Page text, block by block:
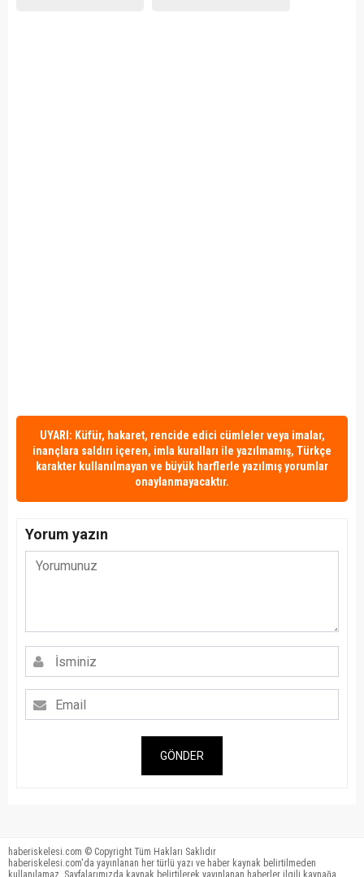
UYARI: Küfür, hakaret, rencide edici cümleler veya imalar,
inançlara saldırı içeren, imla kuralları ile yazılmamış, Türkçe
karakter kullanılmayan ve büyük harflerle yazılmış yorumlar
onaylanmayacaktır.
Yorum yazın
GÖNDER
haberiskelesi.com © Copyright Tüm Hakları Saklıdır
haberiskelesi.com'da yayınlanan her türlü yazı ve haber kaynak belirtilmeden
kullanılamaz. Sayfalarımızda kaynak belirtilerek yayınlanan haberler ilgili kaynağa